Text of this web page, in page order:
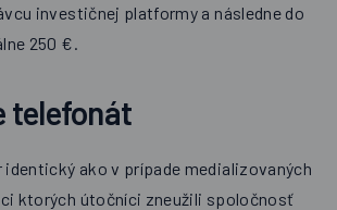
investičnej platformy a následne do
250 €.
telefonát
identický ako v prípade medializovaných
ktorých útočníci zneužili spoločnosť